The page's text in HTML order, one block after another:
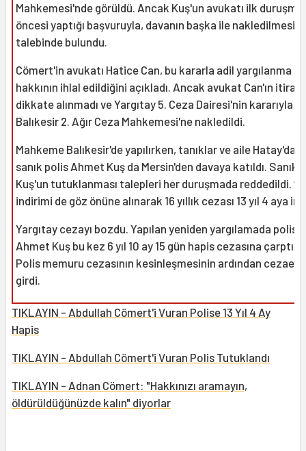
Mahkemesi'nde görüldü. Ancak Kuş'un avukatı ilk duruşma
öncesi yaptığı başvuruyla, davanın başka ile nakledilmesi
talebinde bulundu.
Cömert'in avukatı Hatice Can, bu kararla adil yargılanma
hakkının ihlal edildiğini açıkladı. Ancak avukat Can'ın itirazı
dikkate alınmadı ve Yargıtay 5. Ceza Dairesi'nin kararıyla
Balıkesir 2. Ağır Ceza Mahkemesi'ne nakledildi.
Mahkeme Balıkesir'de yapılırken, tanıklar ve aile Hatay'dan,
sanık polis Ahmet Kuş da Mersin'den davaya katıldı. Sanık
Kuş'un tutuklanması talepleri her duruşmada reddedildi.
indirimi de göz önüne alınarak 16 yıllık cezası 13 yıl 4 aya
Yargıtay cezayı bozdu. Yapılan yeniden yargılamada polis
Ahmet Kuş bu kez 6 yıl 10 ay 15 gün hapis cezasına
Polis memuru cezasının kesinleşmesinin ardından
girdi.
TIKLAYIN - Abdullah Cömert'i Vuran Polise 13 Yıl 4 Ay
Hapis
TIKLAYIN - Abdullah Cömert'i Vuran Polis Tutuklandı
TIKLAYIN - Adnan Cömert: "Hakkınızı aramayın,
öldürüldüğünüzde kalın" diyorlar